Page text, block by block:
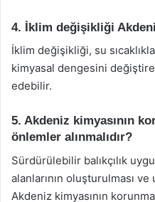
4. İklim değişikliği
İklim değişikliği, su
kimyasal dengesini
edebilir.
5. Akdeniz kimyasının
önlemler alınmalıdır?
Sürdürülebilir balıkçılık
alanlarının oluşturulması
Akdeniz kimyasının